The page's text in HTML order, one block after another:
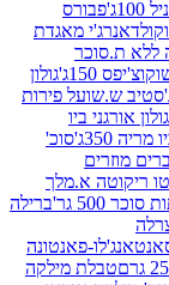
מאגדת
גולון
פירות
סוכ'
ברילה
מילקה